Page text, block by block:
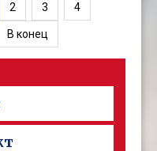
2 3 4
В конец